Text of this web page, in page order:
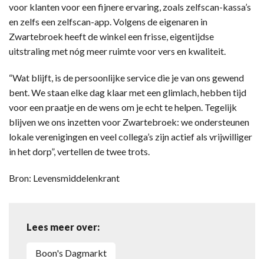
voor klanten voor een fijnere ervaring, zoals zelfscan-kassa’s
en zelfs een zelfscan-app. Volgens de eigenaren in
Zwartebroek heeft de winkel een frisse, eigentijdse
uitstraling met nóg meer ruimte voor vers en kwaliteit.
“Wat blijft, is de persoonlijke service die je van ons gewend
bent. We staan elke dag klaar met een glimlach, hebben tijd
voor een praatje en de wens om je echt te helpen. Tegelijk
blijven we ons inzetten voor Zwartebroek: we ondersteunen
lokale verenigingen en veel collega’s zijn actief als vrijwilliger
in het dorp”, vertellen de twee trots.
Bron: Levensmiddelenkrant
Lees meer over:
Boon's Dagmarkt